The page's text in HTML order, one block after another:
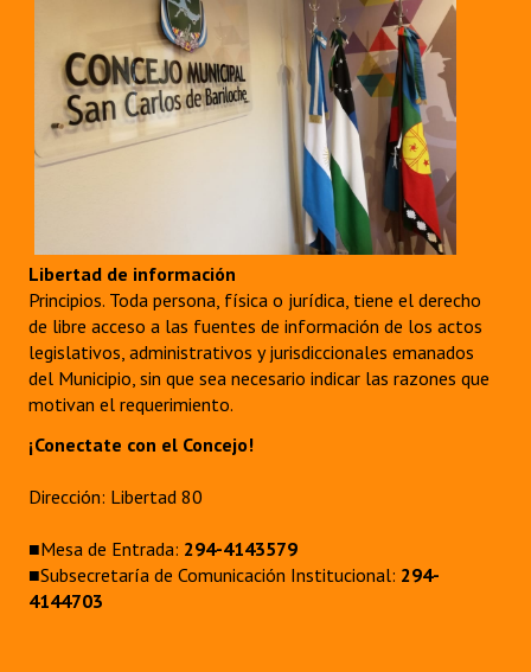
Libertad de información
Principios. Toda persona, física o jurídica, tiene el derecho
de libre acceso a las fuentes de información de los actos
legislativos, administrativos y jurisdiccionales emanados
del Municipio, sin que sea necesario indicar las razones que
motivan el requerimiento.
¡Conectate con el Concejo!
Dirección: Libertad 80
■Mesa de Entrada: 294-4143579
■Subsecretaría de Comunicación Institucional: 294-
4144703